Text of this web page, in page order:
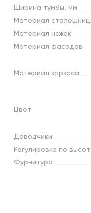
Ширина тумбы, мм
Материал
Материал ножек
Материал фасадов
Материал каркаса
Цвет
Доводчики
Регулировка по
Фурнитура